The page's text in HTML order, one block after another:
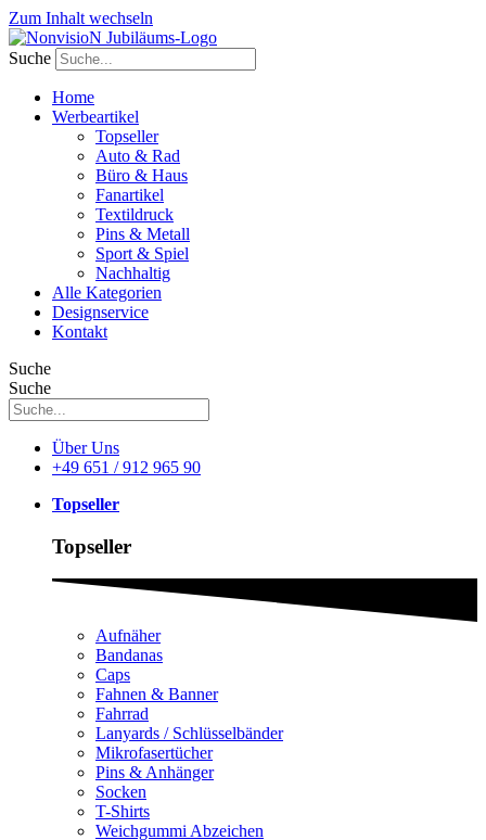
Zum Inhalt wechseln
Suche
Home
Werbeartikel
Topseller
Auto & Rad
Büro & Haus
Fanartikel
Textildruck
Pins & Metall
Sport & Spiel
Nachhaltig
Alle Kategorien
Designservice
Kontakt
Suche
Suche
Über Uns
+49 651 / 912 965 90
Topseller
Topseller
Aufnäher
Bandanas
Caps
Fahnen & Banner
Fahrrad
Lanyards / Schlüsselbänder
Mikrofasertücher
Pins & Anhänger
Socken
T-Shirts
Weichgummi Abzeichen